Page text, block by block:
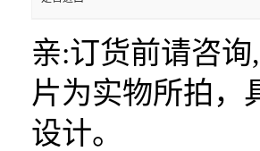
亲:订货前请咨
片为实物所拍，
设计。